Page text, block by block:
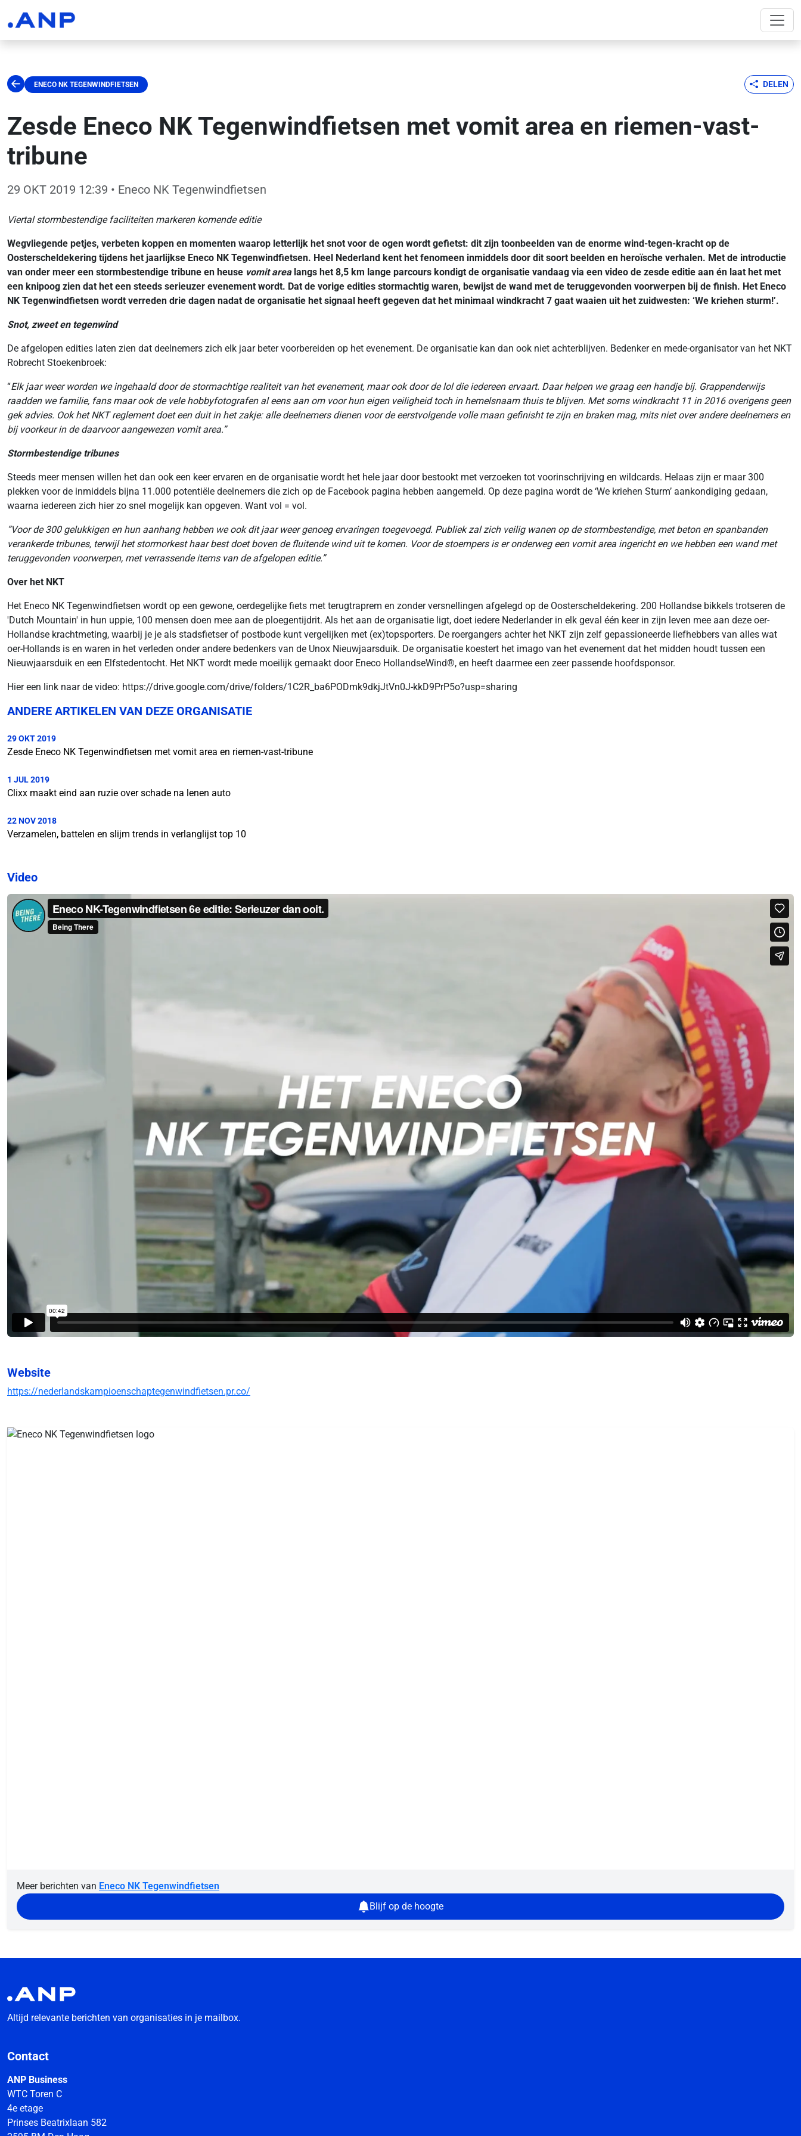
ENECO NK TEGENWINDFIETSEN DELEN
Zesde Eneco NK Tegenwindfietsen met vomit area en riemen-vast-
tribune
29 OKT 2019 12:39 • Eneco NK Tegenwindfietsen
Viertal stormbestendige faciliteiten markeren komende editie
Wegvliegende petjes, verbeten koppen en momenten waarop letterlijk het snot voor de ogen wordt gefietst: dit zijn toonbeelden van de enorme wind-tegen-kracht op de
Oosterscheldekering tijdens het jaarlijkse Eneco NK Tegenwindfietsen. Heel Nederland kent het fenomeen inmiddels door dit soort beelden en heroïsche verhalen. Met de introductie
van onder meer een stormbestendige tribune en heuse vomit arealangs het 8,5 km lange parcours kondigt de organisatie vandaag via een video de zesde editie aan én laat het met
een knipoog zien dat het een steeds serieuzer evenement wordt. Dat de vorige edities stormachtig waren, bewijst de wand met de teruggevonden voorwerpen bij de finish. Het Eneco
NK Tegenwindfietsen wordt verreden drie dagen nadat de organisatie het signaal heeft gegeven dat het minimaal windkracht 7 gaat waaien uit het zuidwesten: ‘We kriehen sturm!’.
Snot, zweet en tegenwind
De afgelopen edities laten zien dat deelnemers zich elk jaar beter voorbereiden op het evenement. De organisatie kan dan ook niet achterblijven. Bedenker en mede-organisator van het NKT
Robrecht Stoekenbroek:
“Elk jaar weer worden we ingehaald door de stormachtige realiteit van het evenement, maar ook door de lol die iedereen ervaart. Daar helpen we graag een handje bij. Grappenderwijs
raadden we familie, fans maar ook de vele hobbyfotografen al eens aan om voor hun eigen veiligheid toch in hemelsnaam thuis te blijven. Met soms windkracht 11 in 2016 overigens geen
gek advies. Ook het NKT reglement doet een duit in het zakje: alle deelnemers dienen voor de eerstvolgende volle maan gefinisht te zijn en braken mag, mits niet over andere deelnemers en
bij voorkeur in de daarvoor aangewezen vomit area.”
Stormbestendige tribunes
Steeds meer mensen willen het dan ook een keer ervaren en de organisatie wordt het hele jaar door bestookt met verzoeken tot voorinschrijving en wildcards. Helaas zijn er maar 300
plekken voor de inmiddels bijna 11.000 potentiële deelnemers die zich op de Facebook pagina hebben aangemeld. Op deze pagina wordt de ‘We kriehen Sturm’ aankondiging gedaan,
waarna iedereen zich hier zo snel mogelijk kan opgeven. Want vol = vol.
”Voor de 300 gelukkigen en hun aanhang hebben we ook dit jaar weer genoeg ervaringen toegevoegd. Publiek zal zich veilig wanen op de stormbestendige, met beton en spanbanden
verankerde tribunes, terwijl het stormorkest haar best doet boven de fluitende wind uit te komen. Voor de stoempers is er onderweg een vomit area ingericht en we hebben een wand met
teruggevonden voorwerpen, met verrassende items van de afgelopen editie.”
Over het NKT
Het Eneco NK Tegenwindfietsen wordt op een gewone, oerdegelijke fiets met terugtraprem en zonder versnellingen afgelegd op de Oosterscheldekering. 200 Hollandse bikkels trotseren de
'Dutch Mountain' in hun uppie, 100 mensen doen mee aan de ploegentijdrit. Als het aan de organisatie ligt, doet iedere Nederlander in elk geval één keer in zijn leven mee aan deze oer-
Hollandse krachtmeting, waarbij je je als stadsfietser of postbode kunt vergelijken met (ex)topsporters. De roergangers achter het NKT zijn zelf gepassioneerde liefhebbers van alles wat
oer-Hollands is en waren in het verleden onder andere bedenkers van de Unox Nieuwjaarsduik. De organisatie koestert het imago van het evenement dat het midden houdt tussen een
Nieuwjaarsduik en een Elfstedentocht. Het NKT wordt mede moeilijk gemaakt door Eneco HollandseWind®, en heeft daarmee een zeer passende hoofdsponsor.
Hier een link naar de video: https://drive.google.com/drive/folders/1C2R_ba6PODmk9dkjJtVn0J-kkD9PrP5o?usp=sharing
ANDERE ARTIKELEN VAN DEZE ORGANISATIE
29 OKT 2019
Zesde Eneco NK Tegenwindfietsen met vomit area en riemen-vast-tribune
1 JUL 2019
Clixx maakt eind aan ruzie over schade na lenen auto
22 NOV 2018
Verzamelen, battelen en slijm trends in verlanglijst top 10
Video
Website
https://nederlandskampioenschaptegenwindfietsen.pr.co/
Meer berichten van Eneco NK Tegenwindfietsen
Blijf op de hoogte
Altijd relevante berichten van organisaties in je mailbox.
Contact
ANP Business
WTC Toren C
4e etage
Prinses Beatrixlaan 582